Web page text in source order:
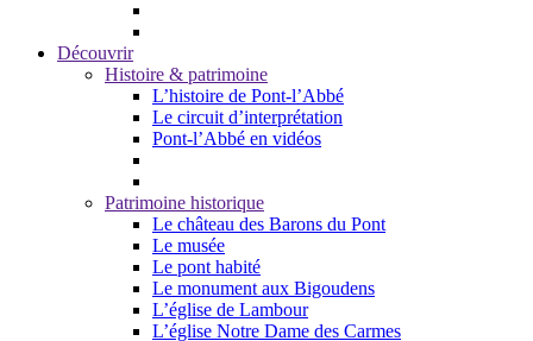
Découvrir
Histoire & patrimoine
L’histoire de Pont-l’Abbé
Le circuit d’interprétation
Pont-l’Abbé en vidéos
Patrimoine historique
Le château des Barons du Pont
Le musée
Le pont habité
Le monument aux Bigoudens
L’église de Lambour
L’église Notre Dame des Carmes